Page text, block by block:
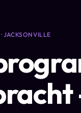
JACKSONVILLE